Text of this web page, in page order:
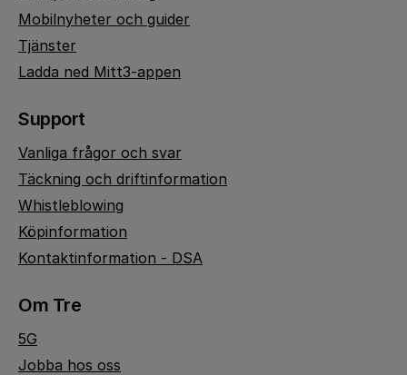
Mobilnyheter och guider
Tjänster
Ladda ned Mitt3-appen
Support
Vanliga frågor och svar
Täckning och driftinformation
Whistleblowing
Köpinformation
Kontaktinformation - DSA
Om Tre
5G
Jobba hos oss